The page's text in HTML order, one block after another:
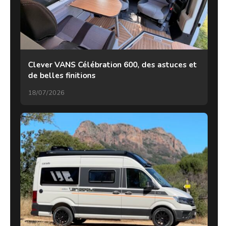
Clever VANS Célébration 600, des astuces et
de belles finitions
18/07/2026